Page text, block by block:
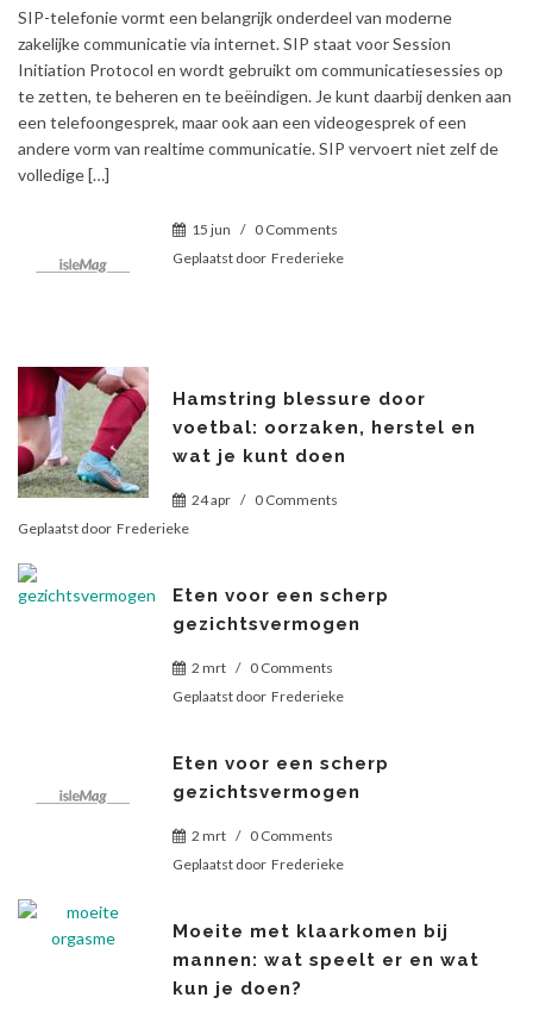
SIP-telefonie vormt een belangrijk onderdeel van moderne
zakelijke communicatie via internet. SIP staat voor Session
Initiation Protocol en wordt gebruikt om communicatiesessies op
te zetten, te beheren en te beëindigen. Je kunt daarbij denken aan
een telefoongesprek, maar ook aan een videogesprek of een
andere vorm van realtime communicatie. SIP vervoert niet zelf de
volledige […]
15 jun / 0 Comments
Geplaatst door Frederieke
Hamstring blessure door
voetbal: oorzaken, herstel en
wat je kunt doen
24 apr / 0 Comments
Geplaatst door Frederieke
Eten voor een scherp
gezichtsvermogen
2 mrt / 0 Comments
Geplaatst door Frederieke
Eten voor een scherp
gezichtsvermogen
2 mrt / 0 Comments
Geplaatst door Frederieke
Moeite met klaarkomen bij
mannen: wat speelt er en wat
kun je doen?